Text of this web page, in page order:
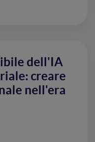
dell'IA
creare
nell'era